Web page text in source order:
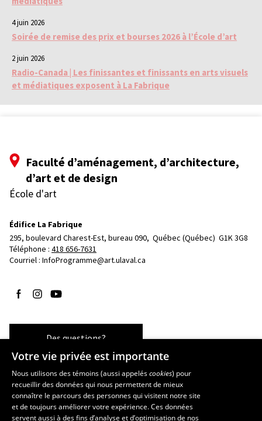
4 juin 2026
Soirée de remise des prix et bourses 2026 à l’École d’art
2 juin 2026
Radio-Canada | Les finissantes et finissants en arts visuels
et médiatiques exposent à La Fabrique
Faculté d’aménagement, d’architecture,
d’art et de design
École d'art
Édifice La Fabrique
295, boulevard Charest-Est, bureau 090, Québec (Québec)  G1K 3G8
Téléphone : 418 656-7631
Courriel : InfoProgramme@art.ulaval.ca
Suivez-nous sur Facebook
Suivez-nous sur Instagram
Suivez-nous sur YouTube
Des questions?
Les écoles et la recherche
École supérieure d’aménagement du territoire et de développement
régional
Votre vie privée est importante
Nous utilisons des témoins (aussi appeléscookies) pour
recueillir des données qui nous permettent de mieux
connaître le parcours des personnes qui visitent notre site
et de toujours améliorer votre expérience. Ces données
servent aussi à des fins d’analyse et d’optimisation de nos